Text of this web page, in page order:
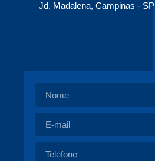
Jd. Madalena, Campinas -